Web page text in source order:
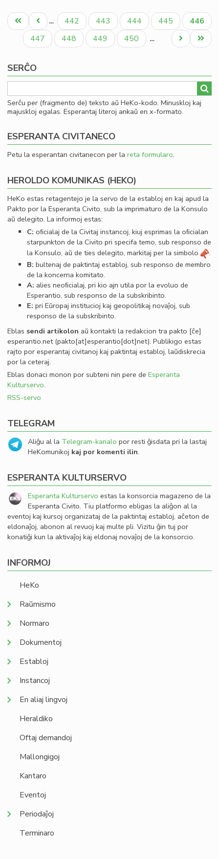
ĉe
Pagination
Unua
paĝo
Antaŭa
paĝo
… Paĝo
442 Paĝo
443 Paĝo
444 Paĝo
445
Aktuala
paĝo
446
Paĝo
447 Paĝo
448 Paĝo
449 Paĝo
450 …
Last
page
Next
page
SERĈO
Serĉu per (fragmento de) teksto aŭ HeKo-kodo. Minuskloj kaj
majuskloj egalas. Esperantaj literoj ankaŭ en x-formato.
ESPERANTA CIVITANECO
Petu la esperantan civitanecon per la reta formularo.
HEROLDO KOMUNIKAS (HEKO)
HeKo estas retagentejo je la servo de la establoj en kaj apud la
Pakto por la Esperanta Civito, sub la imprimaturo de la Konsulo
aŭ delegito. La informoj estas:
C: oﬁcialaj de la Civitaj instancoj, kiuj esprimas la oﬁcialan
starpunkton de la Civito pri specifa temo, sub responso de
la Konsulo, aŭ de ties delegito, markitaj per la simbolo
.
B: bultenaj de paktintaj establoj, sub responso de membro
de la koncerna komitato.
A: alies neoﬁcialaj, pri kio ajn utila por la evoluo de
Esperantio, sub responso de la subskribinto.
E: pri Eŭropaj institucioj kaj geopolitikaj novaĵoj, sub
responso de la subskribinto.
Eblas sendi artikolon aŭ kontakti la redakcion tra pakto [ĉe]
esperantio.net(pakto[at]esperantio[dot]net). Publikigo estas
rajto por esperantaj civitanoj kaj paktintaj establoj, laŭdiskrecia
por la ceteraj.
Eblas donaci monon por subteni nin pere de Esperanta
Kulturservo.
RSS-servo
TELEGRAM
Aliĝu al la Telegram-kanalo por resti ĝisdata pri la lastaj
HeKomunikoj kaj por komenti ilin.
ESPERANTA KULTURSERVO
Esperanta Kulturservo estas la konsorcia magazeno de la
Esperanta Civito. Tiu platformo ebligas la aliĝon al la
eventoj kaj kursoj organizataj de la paktintaj establoj, aĉeton de
eldonaĵoj, abonon al revuoj kaj multe pli. Vizitu ĝin tuj por
konatiĝi kun la aktivaĵoj kaj eldonaj novaĵoj de la konsorcio.
INFORMOJ
HeKo
Raŭmismo
Normaro
Dokumentoj
Establoj
Instancoj
En aliaj lingvoj
Heraldiko
Oftaj demandoj
Mallongigoj
Kantaro
Eventoj
Periodaĵoj
Terminaro